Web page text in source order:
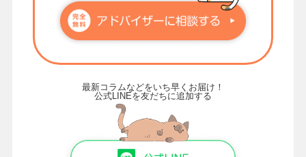
最新コラムなどをいち早くお届け！
公式LINEを友だちに追加する